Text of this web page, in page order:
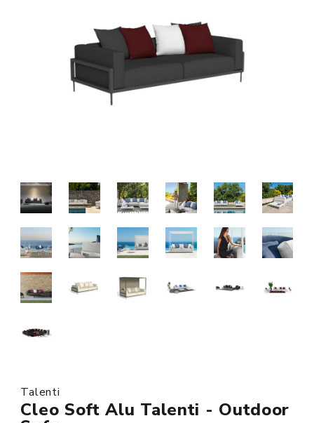
Talenti
Cleo Soft Alu Talenti - Outdoor